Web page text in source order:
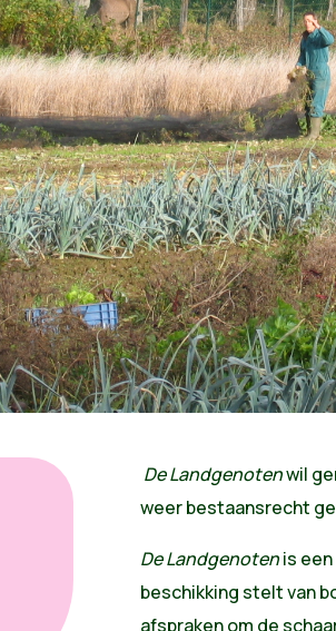
De Landgenotenwil
weer bestaansrecht
De Landgenotenis een
beschikking stelt van
afspraken om de